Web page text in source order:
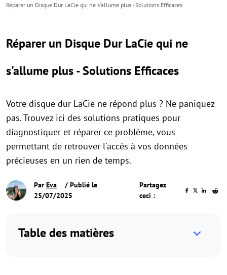
Réparer un Disque Dur LaCie qui ne s'allume plus - Solutions Efficaces
Réparer un Disque Dur LaCie qui ne
s'allume plus - Solutions Efficaces
Votre disque dur LaCie ne répond plus ? Ne paniquez
pas. Trouvez ici des solutions pratiques pour
diagnostiquer et réparer ce problème, vous
permettant de retrouver l'accès à vos données
précieuses en un rien de temps.
Par Eva
/ Publié le
25/07/2025
Partagez
ceci :
Table des matières